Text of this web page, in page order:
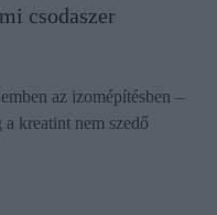
csodaszer
az izomépítésben –
kreatint nem szedő